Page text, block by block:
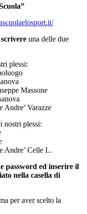
scrivere una delle due
plessi:
Massone
Andre’ Varazze
nostri plessi:
Andre’ Celle L.
password ed inserire il
nella casella di
per aver scelto la